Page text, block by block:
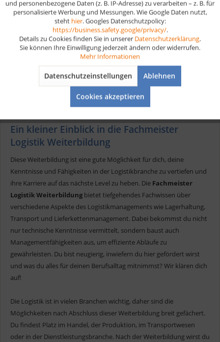
Prüfungsvorbereitung Fachmeister Logistik bietet eine flexible
und effiziente Möglichkeit, dich gezielt auf die Prüfung
vorzubereiten. Sie liefern dir...
24,90 € *
Merken
Ein kleiner Einblick in die Fachmeister
Logistik Weiterbildung
Diese Weiterbildung ist eine gute Möglichkeit für dich, deine
Kenntnisse und Fähigkeiten in der Logistikbranche zu vertiefen und
ihre Karriere auf das nächste Level zu heben. Die Fachmeister
Logistik Weiterbildung bietet tiefgehendes Fachwissen über
verschiedene Aspekte des Logistikmanagements wie Lagerhaltung,
Transport und Lieferkettenmanagement. Dabei bekommst du nicht
nur technische Kenntnisse vermittelt, sondern baust auch
Managementfähigkeiten aus, um effiziente Abläufe zu
gewährleisten. Du bist neugierig, inwiefern du hier gefördert wirst
und was du alles für deinen Berufsalltag mitnimmst? Wir klären dich
auf!
Die Logistik ist in vielen Branchen wichtig, daher sind die
Möglichkeiten nach Abschluss dieser Weiterbildung breit gefächert.
Du findest Platz im Handel, der Produktion, im Transportwesen
oder in der Dienstleistungsbranche. Nach der Weiterbildung wirst du
Aktiv
und personenbezogene Daten (z. B. IP-Adresse) zu verarbeiten – z. B. für
personalisierte Werbung und Messungen. Wie Google Daten nutzt,
steht hier. Googles Datenschutzpolicy:
https://business.safety.google/privacy/.
Details zu Cookies finden Sie in unserer Datenschutzerklärung.
Sie können Ihre Einwilligung jederzeit ändern oder widerrufen.
Mehr Informationen
Datenschutzeinstellungen Ablehnen
Cookies akzeptieren